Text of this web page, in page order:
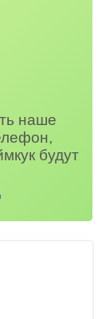
наше
будут